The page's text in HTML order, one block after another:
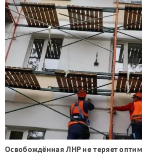
Освобождённая ЛНР не теряет